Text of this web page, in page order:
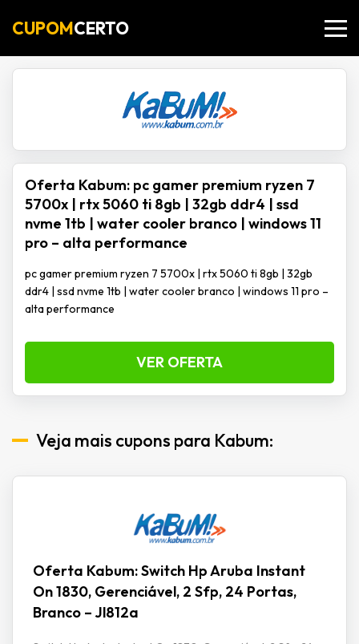
CUPOMCERTO
Oferta Kabum: pc gamer premium ryzen 7
5700x | rtx 5060 ti 8gb | 32gb ddr4 | ssd
nvme 1tb | water cooler branco | windows 11
pro – alta performance
pc gamer premium ryzen 7 5700x | rtx 5060 ti 8gb | 32gb
ddr4 | ssd nvme 1tb | water cooler branco | windows 11 pro –
alta performance
VER OFERTA
Veja mais cupons para Kabum:
Oferta Kabum: Switch Hp Aruba Instant
On 1830, Gerenciável, 2 Sfp, 24 Portas,
Branco – Jl812a